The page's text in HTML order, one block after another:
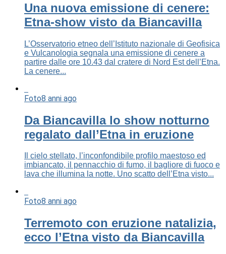
Una nuova emissione di cenere:
Etna-show visto da Biancavilla
L’Osservatorio etneo dell’Istituto nazionale di Geofisica
e Vulcanologia segnala una emissione di cenere a
partire dalle ore 10.43 dal cratere di Nord Est dell’Etna.
La cenere...
Foto8 anni ago
Da Biancavilla lo show notturno
regalato dall’Etna in eruzione
Il cielo stellato, l’inconfondibile profilo maestoso ed
imbiancato, il pennacchio di fumo, il bagliore di fuoco e
lava che illumina la notte. Uno scatto dell’Etna visto...
Foto8 anni ago
Terremoto con eruzione natalizia,
ecco l’Etna visto da Biancavilla